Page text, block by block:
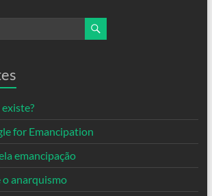
for Emancipation
emancipação
o anarquismo